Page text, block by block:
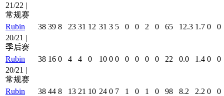
21/22 |
常规赛
Rubin
38 39 8 23 31 12 31 3 5 0 0 2 0 65 12.3 1.7 0
0
20/21 |
季后赛
Rubin
38 16 0 4 4 0 10 0 0 0 0 0 0 22 0.0 1.4 0
0
20/21 |
常规赛
Rubin
38 44 8 13 21 10 24 0 7 1 0 1 0 98 8.2 2.2 0
0